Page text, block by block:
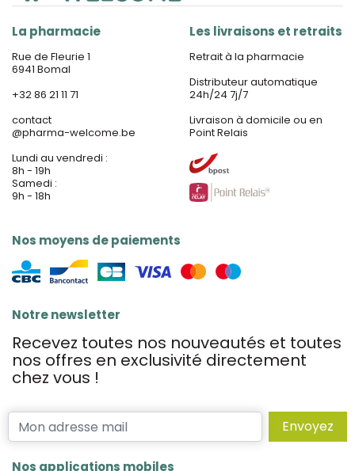
La pharmacie
Rue de Fleurie 1
6941 Bomal
+32 86 21 11 71
contact
@pharma-welcome.be
Lundi au vendredi :
8h - 19h
Samedi :
9h - 18h
Nos moyens de paiements
Les livraisons et retraits
Retrait à la pharmacie
Distributeur automatique
24h/24 7j/7
Livraison à domicile ou en
Point Relais
Notre newsletter
Recevez toutes nos nouveautés et toutes
nos offres en exclusivité directement
chez vous !
Envoyez
Nos applications mobiles